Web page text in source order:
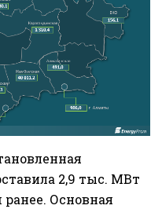
2,9 тыс. МВт
ранее. Основная